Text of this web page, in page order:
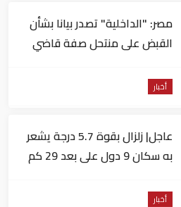
مصر: "الداخلية" تصدر بيانا بشأن
القبض على منتحل صفة قاضي
أخبار
عاجل| زلزال بقوة 5.7 درجة يشعر
به سكان 9 دول على بعد 29 كم
أخبار